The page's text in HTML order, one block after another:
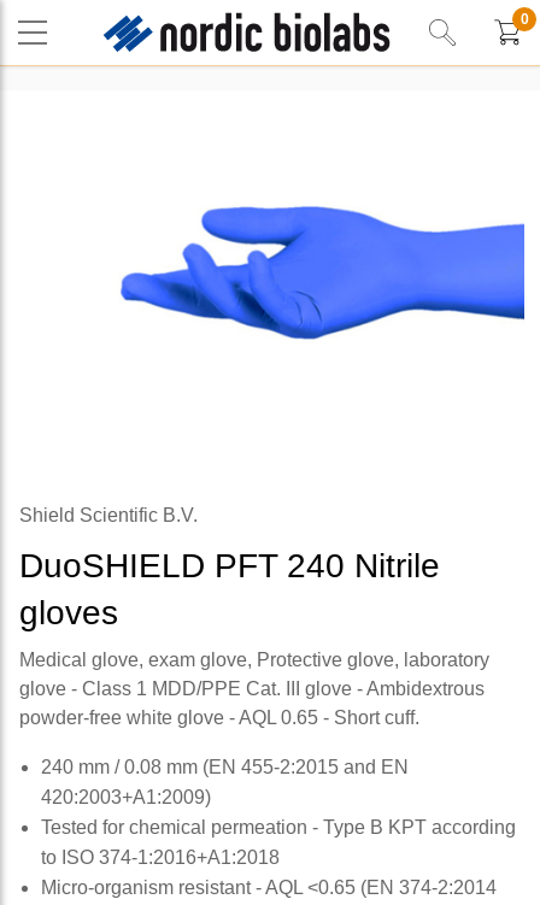
0
Shield Scientific B.V.
DuoSHIELD PFT 240 Nitrile
gloves
Medical glove, exam glove, Protective glove, laboratory
glove - Class 1 MDD/PPE Cat. III glove - Ambidextrous
powder-free white glove - AQL 0.65 - Short cuff.
240 mm / 0.08 mm (EN 455-2:2015 and EN
420:2003+A1:2009)
Tested for chemical permeation - Type B KPT according
to ISO 374-1:2016+A1:2018
Micro-organism resistant - AQL <0.65 (EN 374-2:2014